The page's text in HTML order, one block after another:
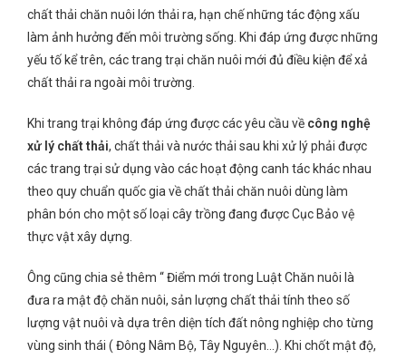
chất thải chăn nuôi lớn thải ra, hạn chế những tác động xấu
làm ảnh hưởng đến môi trường sống. Khi đáp ứng được những
yếu tố kể trên, các trang trại chăn nuôi mới đủ điều kiện để xả
chất thải ra ngoài môi trường.
Khi trang trại không đáp ứng được các yêu cầu về công nghệ
xử lý chất thải, chất thải và nước thải sau khi xử lý phải được
các trang trại sử dụng vào các hoạt động canh tác khác nhau
theo quy chuẩn quốc gia về chất thải chăn nuôi dùng làm
phân bón cho một số loại cây trồng đang được Cục Bảo vệ
thực vật xây dựng.
Ông cũng chia sẻ thêm “ Điểm mới trong Luật Chăn nuôi là
đưa ra mật độ chăn nuôi, sản lượng chất thải tính theo số
lượng vật nuôi và dựa trên diện tích đất nông nghiệp cho từng
vùng sinh thái ( Đông Nâm Bộ, Tây Nguyên…). Khi chốt mật độ,